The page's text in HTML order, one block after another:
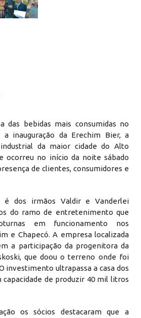
das bebidas mais consumidas no
a inauguração da Erechim Bier, a
da maior cidade do Alto
ocorreu no início da noite sábado
de clientes, consumidores e
é dos irmãos Valdir e Vanderlei
do ramo de entretenimento que
em funcionamento nos
e Chapecó. A empresa localizada
a participação da progenitora da
que doou o terreno onde foi
investimento ultrapassa a casa dos
capacidade de produzir 40 mil litros
os sócios destacaram que a